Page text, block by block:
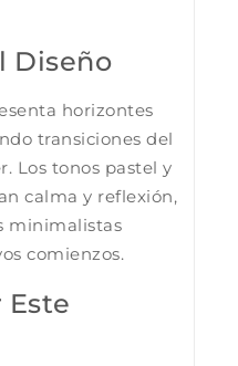
Diseño
horizontes
transiciones del
Los tonos pastel y
calma y reflexión,
minimalistas
comienzos.
Este